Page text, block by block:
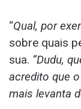
“Qual, por
sobre quais
sua. “Dudu,
acredito que
mais levanta